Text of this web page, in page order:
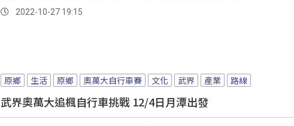
2022-10-27 19:15
原鄉 生活 原鄉 奧萬大自行車賽 文化 武界 產業 路線
武界奧萬大追楓自行車挑戰 12/4日月潭出發